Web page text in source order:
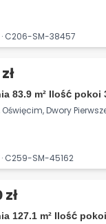
C206-SM-38457
83.9 m² Ilość pokoi
Dwory
C259-SM-45162
127.1 m² Ilość